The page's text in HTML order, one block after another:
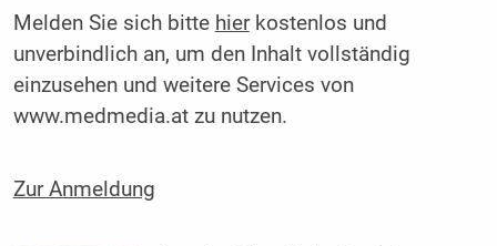
Melden Sie sich bitte hierkostenlos und
unverbindlich an, um den Inhalt vollständig
einzusehen und weitere Services von
www.medmedia.at zu nutzen.
Zur Anmeldung